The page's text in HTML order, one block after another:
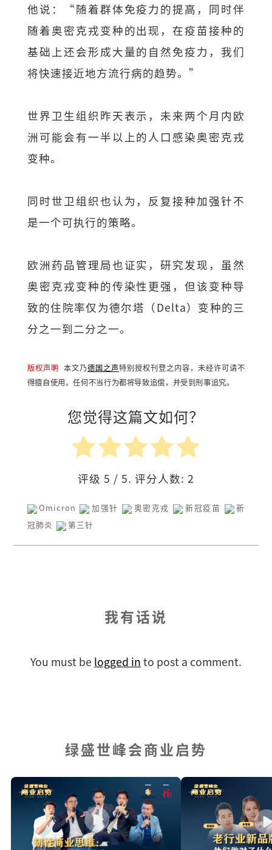
他说：“随着群体免疫力的提高，同时伴
随着奥密克戎变种的出现，在疫苗接种的
基础上还会形成大量的自然免疫力，我们
将快速接近地方流行病的趋势。”
世界卫生组织昨天表示，未来两个月内欧
洲可能会有一半以上的人口感染奥密克戎
变种。
同时世卫组织也认为，反复接种加强针不
是一个可执行的策略。
欧洲药品管理局也证实，研究发现，虽然
奥密克戎变种的传染性更强，但该变种导
致的住院率仅为德尔塔（Delta）变种的三
分之一到二分之一。
版权声明 本文乃德国之声特别授权刊登之内容，未经许可请不
得擅自使用。任何不当行为都将导致追偿，并受到刑事追究。
您觉得这篇文如何？
评级 5 / 5. 评分人数: 2
Omicron 加强针 奥密克戎 新冠疫苗
新
冠肺炎
第三针
我有话说
You must be logged in to post a comment.
绿盛世峰会商业启势